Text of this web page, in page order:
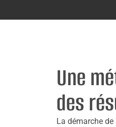
Une
des
La démarche